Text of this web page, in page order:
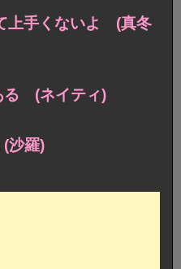
上手くないよ (真冬
る (ネイティ)
沙羅)